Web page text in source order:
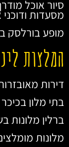
סיור אוכל
מסעדות
מופע בורלסק
המלצות
דירות
בתי מלון
ברלין מלונות
מלונות